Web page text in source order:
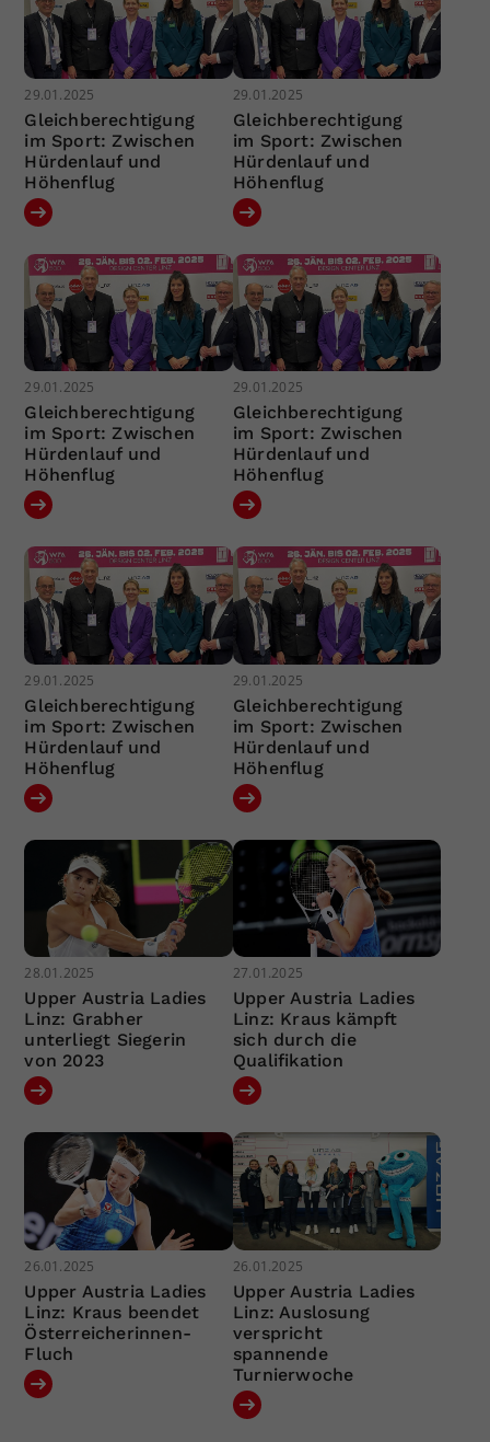
29.01.2025
Gleichberechtigung
im Sport: Zwischen
Hürdenlauf und
Höhenflug
29.01.2025
Gleichberechtigung
im Sport: Zwischen
Hürdenlauf und
Höhenflug
29.01.2025
Gleichberechtigung
im Sport: Zwischen
Hürdenlauf und
Höhenflug
29.01.2025
Gleichberechtigung
im Sport: Zwischen
Hürdenlauf und
Höhenflug
29.01.2025
Gleichberechtigung
im Sport: Zwischen
Hürdenlauf und
Höhenflug
29.01.2025
Gleichberechtigung
im Sport: Zwischen
Hürdenlauf und
Höhenflug
28.01.2025
Upper Austria Ladies
Linz: Grabher
unterliegt Siegerin
von 2023
27.01.2025
Upper Austria Ladies
Linz: Kraus kämpft
sich durch die
Qualifikation
26.01.2025
Upper Austria Ladies
Linz: Kraus beendet
Österreicherinnen-
Fluch
26.01.2025
Upper Austria Ladies
Linz: Auslosung
verspricht
spannende
Turnierwoche